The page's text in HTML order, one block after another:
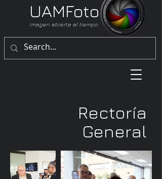
Imagen abierta al tiempo
UAMFoto
Rectoría
General